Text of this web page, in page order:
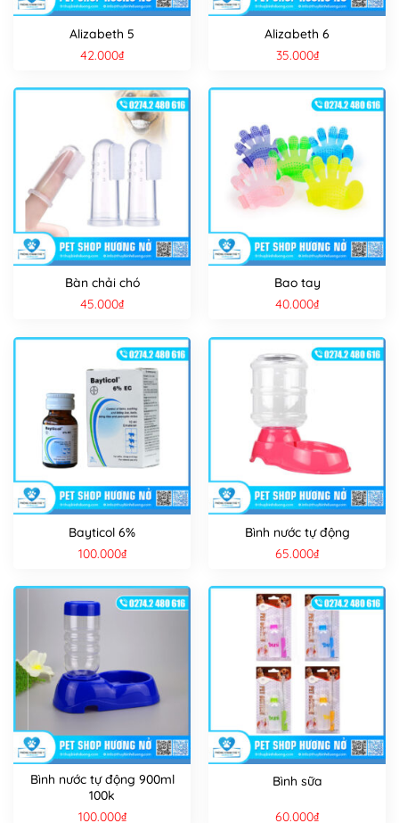
Alizabeth 5
42.000₫
Alizabeth 6
35.000₫
Bàn chải chó
45.000₫
Bao tay
40.000₫
Bayticol 6%
100.000₫
Bình nước tự động
65.000₫
Bình nước tự động 900ml
100k
100.000₫
Bình sữa
60.000₫